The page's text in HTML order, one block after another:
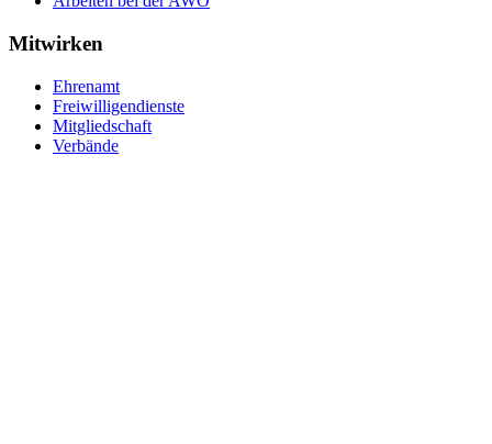
Mitwirken
Ehrenamt
Freiwilligendienste
Mitgliedschaft
Verbände